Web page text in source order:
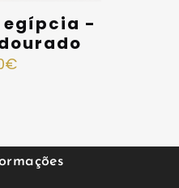
egípcia -
€